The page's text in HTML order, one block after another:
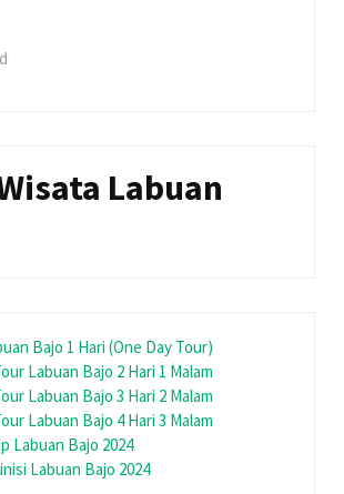
Labuan
Bajo 1 Hari (One Day Tour)
Labuan Bajo 2 Hari 1 Malam
Labuan Bajo 3 Hari 2 Malam
Labuan Bajo 4 Hari 3 Malam
Labuan Bajo 2024
Labuan Bajo 2024